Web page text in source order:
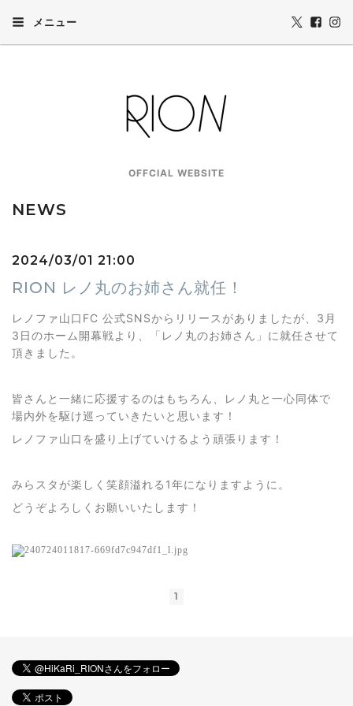
メニュー
OFFCIAL WEBSITE
NEWS
2024/03/01 21:00
RION レノ丸のお姉さん就任！
レノファ山口FC 公式SNSからリリースがありましたが、3月
3日のホーム開幕戦より、「レノ丸のお姉さん」に就任させて
頂きました。
皆さんと一緒に応援するのはもちろん、レノ丸と一心同体で
場内外を駆け巡っていきたいと思います！
レノファ山口を盛り上げていけるよう頑張ります！
みらスタが楽しく笑顔溢れる1年になりますように。
どうぞよろしくお願いいたします！
1